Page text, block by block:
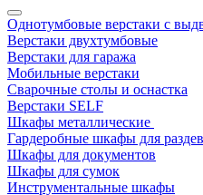
Однотумбовые верстаки с
Верстаки двухтумбовые
Верстаки для гаража
Мобильные верстаки
Сварочные столы и оснастка
Верстаки SELF
Шкафы металлические
Гардеробные шкафы для
Шкафы для документов
Шкафы для сумок
Инструментальные шкафы